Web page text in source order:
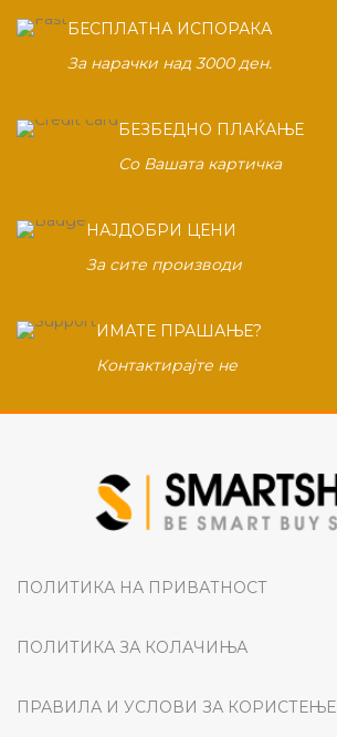
БЕСПЛАТНА ИСПОРАКА
За нарачки над 3000 ден.
БЕЗБЕДНО ПЛАЌАЊЕ
Со Вашата картичка
НАЈДОБРИ ЦЕНИ
За сите производи
ИМАТЕ ПРАШАЊЕ?
Контактирајте не
ПОЛИТИКА НА ПРИВАТНОСТ
ПОЛИТИКА ЗА КОЛАЧИЊА
ПРАВИЛА И УСЛОВИ ЗА КОРИСТЕЊЕ